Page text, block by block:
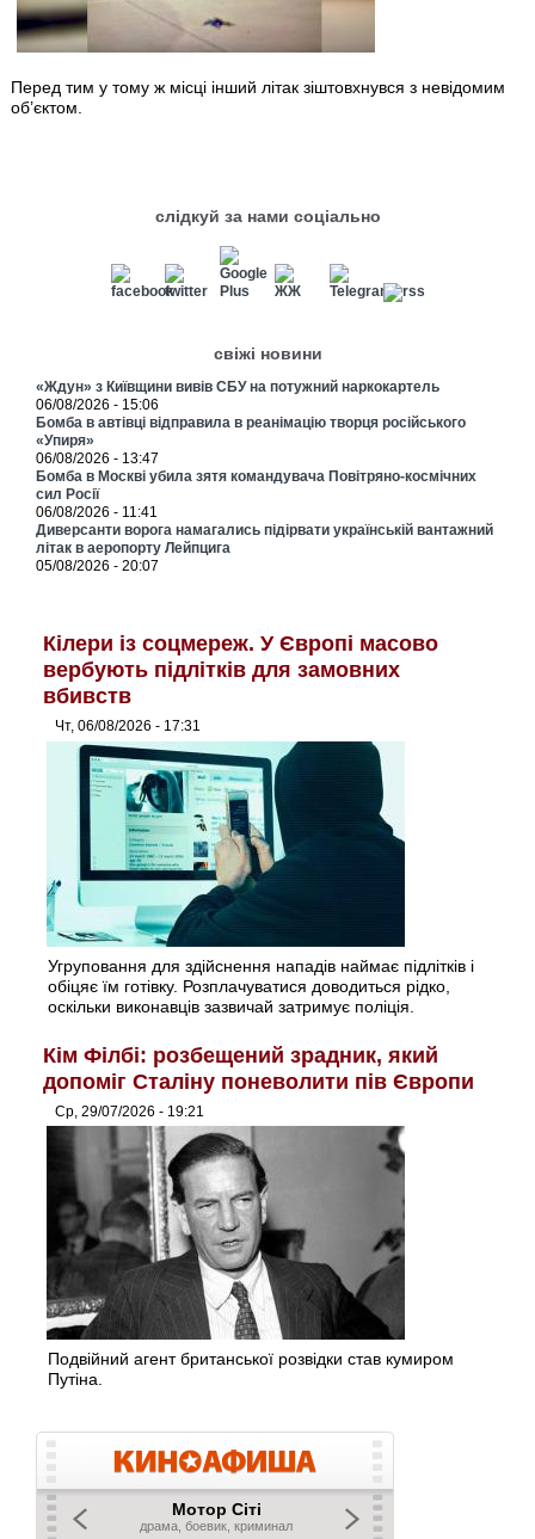
Перед тим у тому ж місці інший літак зіштовхнувся з невідомим
об’єктом.
слідкуй за нами соціально
свіжі новини
«Ждун» з Київщини вивів СБУ на потужний наркокартель
06/08/2026 - 15:06
Бомба в автівці відправила в реанімацію творця російського
«Упиря»
06/08/2026 - 13:47
Бомба в Москві убила зятя командувача Повітряно-космічних
сил Росії
06/08/2026 - 11:41
Диверсанти ворога намагались підірвати українській вантажний
літак в аеропорту Лейпцига
05/08/2026 - 20:07
Кілери із соцмереж. У Європі масово
вербують підлітків для замовних
вбивств
Чт, 06/08/2026 - 17:31
Угруповання для здійснення нападів наймає підлітків і
обіцяє їм готівку. Розплачуватися доводиться рідко,
оскільки виконавців зазвичай затримує поліція.
Кім Філбі: розбещений зрадник, який
допоміг Сталіну поневолити пів Європи
Ср, 29/07/2026 - 19:21
Подвійний агент британської розвідки став кумиром
Путіна.